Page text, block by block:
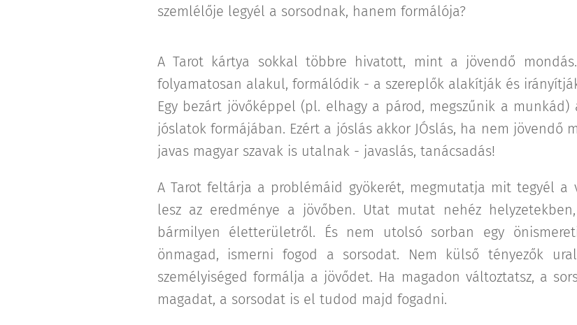
szemlélője legyél a sorsodnak, hanem formálója?
A Tarot kártya sokkal többre hivatott, mint a jövendő
folyamatosan alakul, formálódik - a szereplők alakítják és
Egy bezárt jövőképpel (pl. elhagy a párod, megszűnik a
jóslatok formájában. Ezért a jóslás akkor JÓslás, ha nem jövendő
javas magyar szavak is utalnak - javaslás, tanácsadás!
A Tarot feltárja a problémáid gyökerét, megmutatja mit tegyél a
lesz az eredménye a jövőben. Utat mutat nehéz
bármilyen életterületről. És nem utolsó sorban egy
önmagad, ismerni fogod a sorsodat. Nem külső tényezők
személyiséged formálja a jövődet. Ha magadon változtatsz, a
magadat, a sorsodat is el tudod majd fogadni.